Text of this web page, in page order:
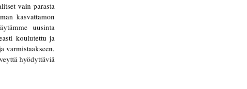
vain parasta
kasvattamon
uusinta
koulutettu ja
varmistaakseen,
hyödyttäviä